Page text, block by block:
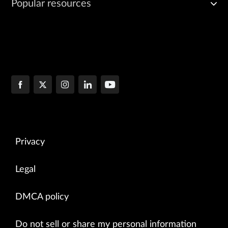
Popular resources
Privacy
Legal
DMCA policy
Do not sell or share my personal information